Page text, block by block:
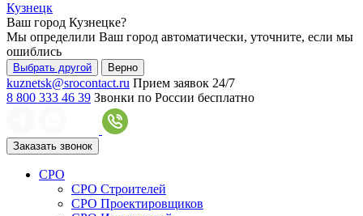
Кузнецк
Ваш город Кузнецке?
Мы определили Ваш город автоматически, уточните, если мы
ошиблись
Выбрать другой Верно
kuznetsk@srocontact.ru Прием заявок 24/7
8 800 333 46 39 Звонки по России бесплатно
Заказать звонок
СРО
СРО Строителей
СРО Проектировщиков